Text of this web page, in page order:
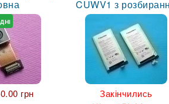
грн
CUWV1 з
Закінчились